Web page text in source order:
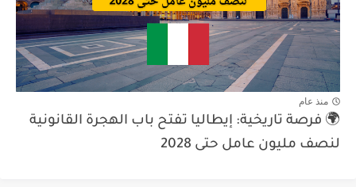
منذ عام
🌍 فرصة تاريخية: إيطاليا تفتح باب الهجرة القانونية
لنصف مليون عامل حتى 2028